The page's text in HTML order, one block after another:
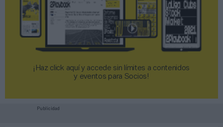
¡Haz click aquí y accede sin límites a contenidos
y eventos para Socios!​​​​​​​
Publicidad